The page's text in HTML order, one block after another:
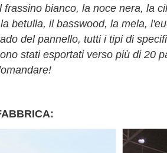
INVIA
frassino bianco, la noce nera, la
betulla, il basswood, la mela,
del pannello, tutti i tipi di
stati esportati verso più di 20